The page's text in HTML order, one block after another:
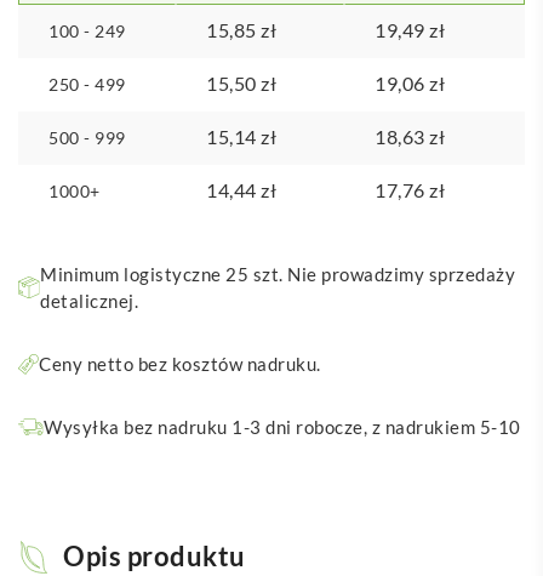
100 - 249 15,85 zł 19,49 zł
250 - 499 15,50 zł 19,06 zł
500 - 999 15,14 zł 18,63 zł
1000+ 14,44 zł 17,76 zł
Minimum logistyczne 25 szt. Nie prowadzimy sprzedaży
detalicznej.
Ceny netto bez kosztów nadruku.
Wysyłka bez nadruku 1-3 dni robocze, z nadrukiem 5-10
Opis produktu